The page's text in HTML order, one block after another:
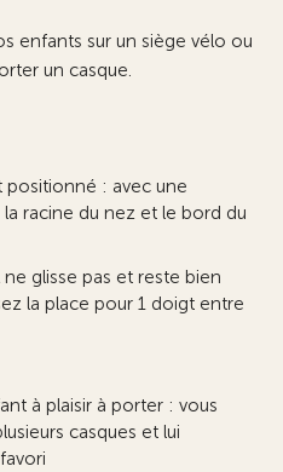
enfants sur un siège vélo ou
un casque.
: avec une
racine du nez et le bord du
glisse pas et reste bien
la place pour 1 doigt entre
à plaisir à porter : vous
casques et lui